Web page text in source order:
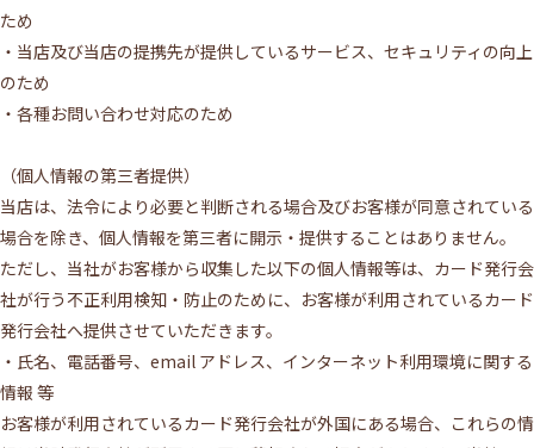
ため
・当店及び当店の提携先が提供しているサービス、セキュリティの向上
のため
・各種お問い合わせ対応のため
（個人情報の第三者提供）
当店は、法令により必要と判断される場合及びお客様が同意されている
場合を除き、個人情報を第三者に開示・提供することはありません。
ただし、当社がお客様から収集した以下の個人情報等は、カード発行会
社が行う不正利用検知・防止のために、お客様が利用されているカード
発行会社へ提供させていただきます。
・氏名、電話番号、email アドレス、インターネット利用環境に関する
情報 等
お客様が利用されているカード発行会社が外国にある場合、これらの情